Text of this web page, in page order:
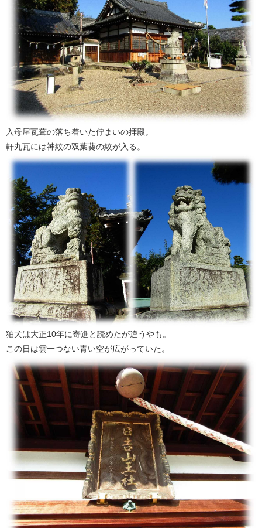
入母屋瓦葺の落ち着いた佇まいの拝殿。
軒丸瓦には神紋の双葉葵の紋が入る。
狛犬は大正10年に寄進と読めたが違うやも。
この日は雲一つない青い空が広がっていた。